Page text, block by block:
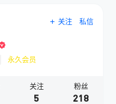
关注 私信
永久会员
关注
5
粉丝
218